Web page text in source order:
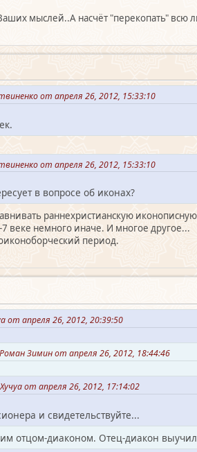
мыслей..А насчёт "перекопать" всю
от апреля 26, 2012, 15:33:10
от апреля 26, 2012, 15:33:10
в вопросе об иконах?
раннехристианскую
веке немного иначе. И многое другое...
период.
апреля 26, 2012, 20:39:50
Зимин от апреля 26, 2012, 18:44:46
от апреля 26, 2012, 17:14:02
и свидетельствуйте...
отцом-диаконом. Отец-диакон